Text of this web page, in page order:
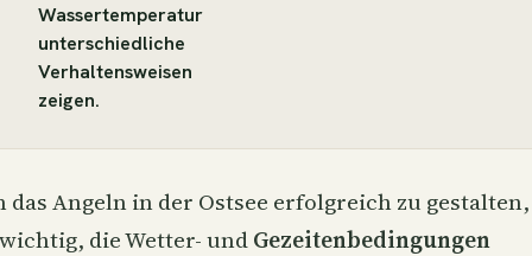
Wassertemperatur
unterschiedliche
Verhaltensweisen
zeigen.
das Angeln in der Ostsee erfolgreich zu
die Wetter- undGezeitenbedingungen